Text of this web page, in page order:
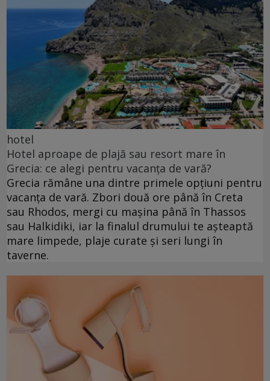
hotel
Hotel aproape de plajă sau resort mare în
Grecia: ce alegi pentru vacanța de vară?
Grecia rămâne una dintre primele opțiuni pentru
vacanța de vară. Zbori două ore până în Creta
sau Rhodos, mergi cu mașina până în Thassos
sau Halkidiki, iar la finalul drumului te așteaptă
mare limpede, plaje curate și seri lungi în
taverne.